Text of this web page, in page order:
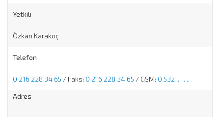
Yetkili
Özkan Karakoç
Telefon
0 216 228 34 65 / Faks: 0 216 228 34 65 / GSM: 0 532 ... .. ..
Adres